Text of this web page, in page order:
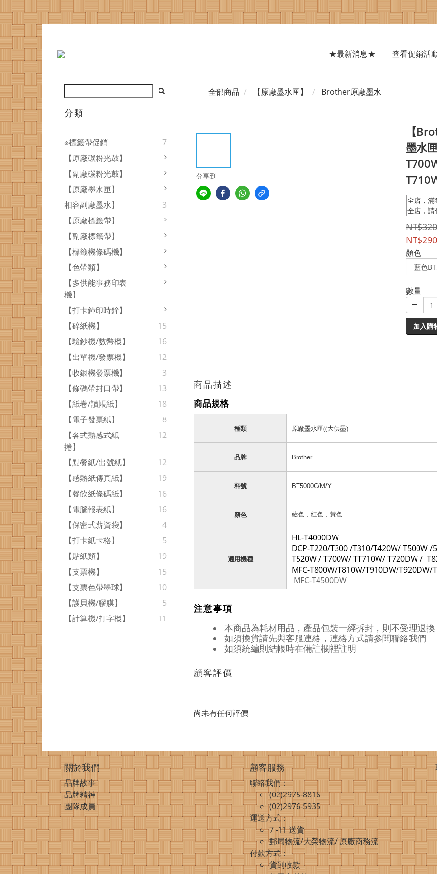
★最新消息★ 查看促銷活
分類
※標籤帶促銷
7
【原廠碳粉光鼓】
【副廠碳粉光鼓】
【原廠墨水匣】
相容副廠墨水】
3
【原廠標籤帶】
【副廠標籤帶】
【標籤機條碼機】
【色帶類】
【多供能事務印表
機】
【打卡鐘印時鐘】
【碎紙機】
15
【驗鈔機/數幣機】
16
【出單機/發票機】
12
【收銀機發票機】
3
【條碼帶封口帶】
13
【紙卷/讀帳紙】
18
【電子發票紙】
8
【各式熱感式紙
捲】
12
【點餐紙/出號紙】
12
【感熱紙傳真紙】
19
【餐飲紙條碼紙】
16
【電腦報表紙】
16
【保密式薪資袋】
4
【打卡紙卡格】
5
【貼紙類】
19
【支票機】
15
【支票色帶墨球】
10
【護貝機/膠膜】
5
【計算機/打字機】
11
全部商品 【原廠墨水匣】 Brother原廠墨水
分享到
【
墨水
全店，滿
全店，請
NT$320
NT$290
顏色
數量
加入購
商品描述
商品規格
種類 原廠墨水匣((大供墨)
品牌 Brother
料號 BT5000C/M/Y
顏色 藍色，紅色，黃色
適用機種
HL-T4000DW
DCP-T220/T300 /T310/T420W/ T500W /
T520W / T700W/ TT710W/ T720DW /
MFC-T800W/T810W/T910DW/T920DW/
MFC-T4500DW
注意事項
本商品為耗材用品，產品包裝一經拆封，則不受理退
如須換貨請先與客服連絡，連絡方式請參閱聯絡我們
如須統編則結帳時在備註欄裡註明
顧客評價
尚未有任何評價
關於我們
品牌故事
品牌精神
團隊成員
顧客服務
聯絡我們：
(02)2975-8816
(02)2976-5935
運送方式：
7 -11 送貨
郵局物流/大榮物流/ 原廠商務流
付款方式：
貨到收款